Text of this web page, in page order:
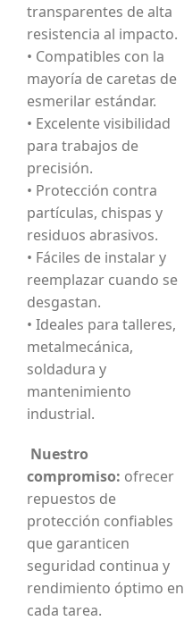
transparentes de alta
resistencia al impacto.
• Compatibles con la
mayoría de caretas de
esmerilar estándar.
• Excelente visibilidad
para trabajos de
precisión.
• Protección contra
partículas, chispas y
residuos abrasivos.
• Fáciles de instalar y
reemplazar cuando se
desgastan.
• Ideales para talleres,
metalmecánica,
soldadura y
mantenimiento
industrial.
Nuestro
compromiso: ofrecer
repuestos de
protección confiables
que garanticen
seguridad continua y
rendimiento óptimo en
cada tarea.